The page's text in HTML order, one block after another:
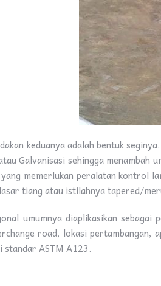
keduanya adalah bentuk
Galvanisasi sehingga
memerlukan peralatan kontrol
tiang atau istilahnya tapered/
umumnya diaplikasikan
road, lokasi pertambangan,
standar ASTM A123.